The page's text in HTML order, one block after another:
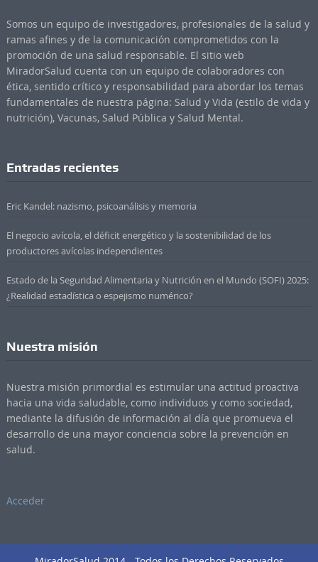
Somos un equipo de investigadores, profesionales de la salud y
ramas afines y de la comunicación comprometidos con la
promoción de una salud responsable. El sitio web
MiradorSalud cuenta con un equipo de colaboradores con
ética, sentido crítico y responsabilidad para abordar los temas
fundamentales de nuestra página: Salud y Vida (estilo de vida y
nutrición), Vacunas, Salud Pública y Salud Mental.
Entradas recientes
Eric Kandel: nazismo, psicoanálisis y memoria
El negocio avícola, el déficit energético y la sostenibilidad de los
productores avícolas independientes
Estado de la Seguridad Alimentaria y Nutrición en el Mundo (SOFI) 2025:
¿Realidad estadística o espejismo numérico?
Nuestra misión
Nuestra misión primordial es estimular una actitud proactiva
hacia una vida saludable, como individuos y como sociedad,
mediante la difusión de información al día que promueva el
desarrollo de una mayor conciencia sobre la prevención en
salud.
Acceder